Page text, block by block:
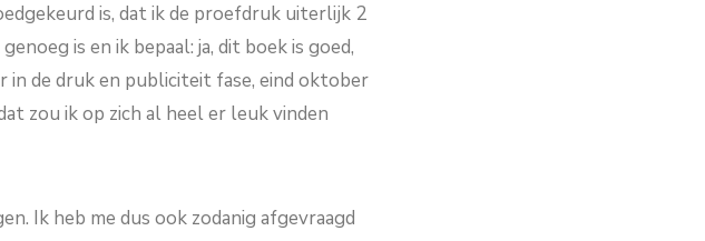
is, dat ik de proefdruk uiterlijk 2
is en ik bepaal: ja, dit boek is goed,
in de druk en publiciteit fase, eind oktober
zou ik op zich al heel er leuk vinden
Ik heb me dus ook zodanig afgevraagd